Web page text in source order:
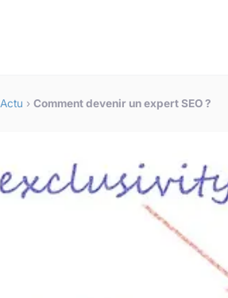
Actu › Comment devenir un expert SEO ?